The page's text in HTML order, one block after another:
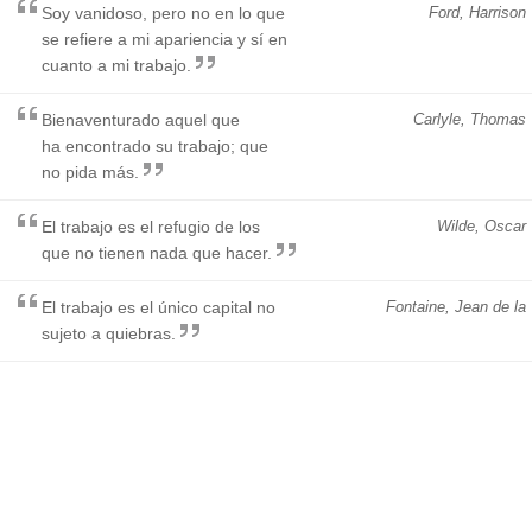
Ford, Harrison
Soy vanidoso, pero no en lo que
se refiere a mi apariencia y sí en
cuanto a mi trabajo.
Carlyle, Thomas
Bienaventurado aquel que
ha encontrado su trabajo; que
no pida más.
Wilde, Oscar
El trabajo es el refugio de los
que no tienen nada que hacer.
Fontaine, Jean de la
El trabajo es el único capital no
sujeto a quiebras.